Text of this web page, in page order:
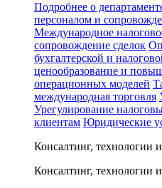
Подробнее о
персоналом и
Международное
сопровождение сделок
бухгалтерской и
ценообразование и
операционных моделей
международная торговля
Урегулирование
клиентам Юридические
Консалтинг, технологии
Консалтинг, технологии